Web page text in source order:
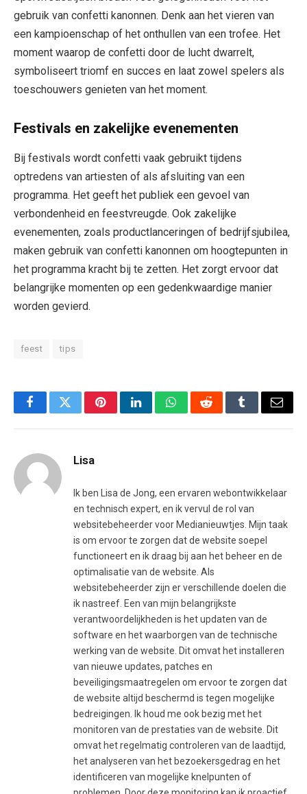
gebruik van confetti kanonnen. Denk aan het vieren van
een kampioenschap of het onthullen van een trofee. Het
moment waarop de confetti door de lucht dwarrelt,
symboliseert triomf en succes en laat zowel spelers als
toeschouwers genieten van het moment.
Festivals en zakelijke evenementen
Bij festivals wordt confetti vaak gebruikt tijdens
optredens van artiesten of als afsluiting van een
programma. Het geeft het publiek een gevoel van
verbondenheid en feestvreugde. Ook zakelijke
evenementen, zoals productlanceringen of bedrijfsjubilea,
maken gebruik van confetti kanonnen om hoogtepunten in
het programma kracht bij te zetten. Het zorgt ervoor dat
belangrijke momenten op een gedenkwaardige manier
worden gevierd.
feest tips
FacebookTwitterPinterestLinkedInWhatsAppRedditTumblrEmail
Lisa
Ik ben Lisa de Jong, een ervaren webontwikkelaar
en technisch expert, en ik vervul de rol van
websitebeheerder voor Medianieuwtjes. Mijn taak
is om ervoor te zorgen dat de website soepel
functioneert en ik draag bij aan het beheer en de
optimalisatie van de website. Als
websitebeheerder zijn er verschillende doelen die
ik nastreef. Een van mijn belangrijkste
verantwoordelijkheden is het updaten van de
software en het waarborgen van de technische
werking van de website. Dit omvat het installeren
van nieuwe updates, patches en
beveiligingsmaatregelen om ervoor te zorgen dat
de website altijd beschermd is tegen mogelijke
bedreigingen. Ik houd me ook bezig met het
monitoren van de prestaties van de website. Dit
omvat het regelmatig controleren van de laadtijd,
het analyseren van het bezoekersgedrag en het
identificeren van mogelijke knelpunten of